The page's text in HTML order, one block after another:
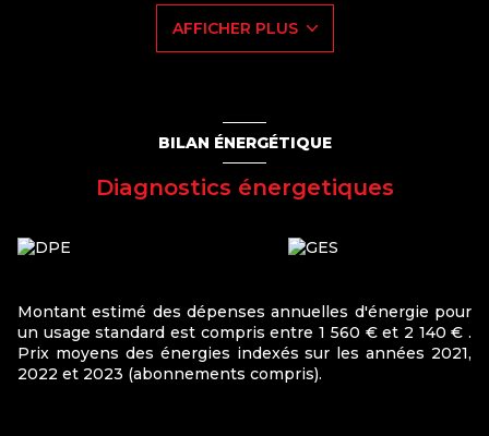
La maison dispose également d’un sous sol avec garage,
d’un jardin et d’une dépendance, idéals pour le
rangement ou un espace complémentaire selon vos
Les informations sur les risques auxquels ce bien est
exposé sont disponibles sur le site
www.georisques.gouv.fr
AFFICHER PLUS
BILAN ÉNERGÉTIQUE
Diagnostics énergetiques
Montant estimé des dépenses annuelles d'énergie pour
un usage standard est compris entre 1 560 € et 2 140 € .
Prix moyens des énergies indexés sur les années 2021,
2022 et 2023 (abonnements compris).